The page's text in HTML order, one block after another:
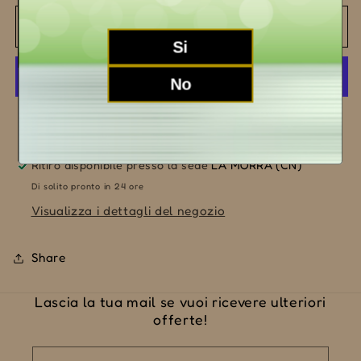
Bianco
&quot;Cinerino&quot;
Langhe
&quot;Cinerino&quot;
Aggiungi al carrello
Altre opzioni di pagamento
Ritiro disponibile presso la sedeLA MORRA (CN)
Di solito pronto in 24 ore
Visualizza i dettagli del negozio
Share
Lascia la tua mail se vuoi ricevere ulteriori
offerte!
Si
No